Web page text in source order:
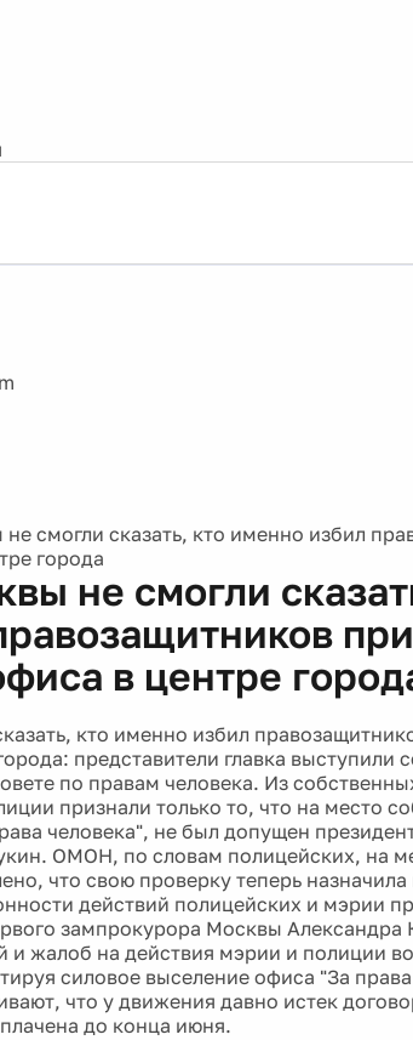
смогли сказать, кто именно избил
города
не смогли
при
в центре
кто именно избил
представители главка выступили
по правам человека. Из
признали только то, что на место
человека", не был допущен
ОМОН, по словам полицейских, на
что свою проверку теперь
действий полицейских и мэрии
зампрокурора Москвы Александра
и жалоб на действия мэрии и полиции
силовое выселение офиса "За права
что у движения давно истек
до конца июня.